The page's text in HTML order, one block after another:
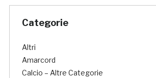
Categorie
Altri
Amarcord
Calcio – Altre Categorie